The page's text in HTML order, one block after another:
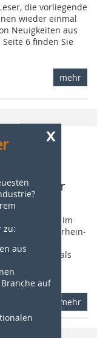
x
zu:
aus
auf
die vorliegende
wieder einmal
Neuigkeiten aus
6 finden Sie
mehr
aus der
und Standort Im
Nordrhein-
Grauwacken als
und zu
mehr